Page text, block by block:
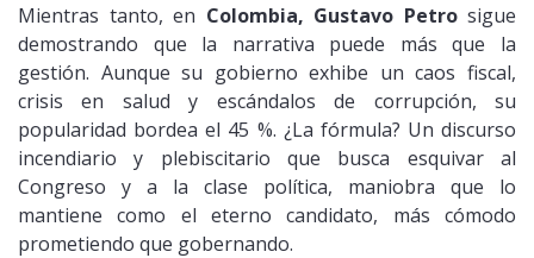
Mientras tanto, en Colombia, Gustavo Petrosigue
demostrando que la narrativa puede más que la
gestión. Aunque su gobierno exhibe un caos fiscal,
crisis en salud y escándalos de corrupción, su
popularidad bordea el 45 %. ¿La fórmula? Un discurso
incendiario y plebiscitario que busca esquivar al
Congreso y a la clase política, maniobra que lo
mantiene como el eterno candidato, más cómodo
prometiendo que gobernando.